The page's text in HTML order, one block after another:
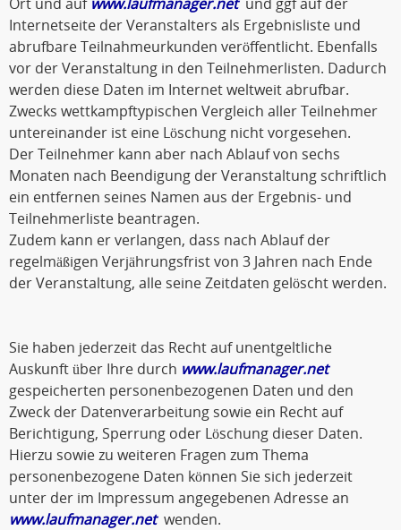
Internetseite der Veranstalters als Ergebnisliste und
abrufbare Teilnahmeurkunden veröffentlicht. Ebenfalls
vor der Veranstaltung in den Teilnehmerlisten. Dadurch
werden diese Daten im Internet weltweit abrufbar.
Zwecks wettkampftypischen Vergleich aller Teilnehmer
untereinander ist eine Löschung nicht vorgesehen.
Der Teilnehmer kann aber nach Ablauf von sechs
Monaten nach Beendigung der Veranstaltung schriftlich
ein entfernen seines Namen aus der Ergebnis- und
Teilnehmerliste beantragen.
Zudem kann er verlangen, dass nach Ablauf der
regelmäßigen Verjährungsfrist von 3 Jahren nach Ende
der Veranstaltung, alle seine Zeitdaten gelöscht werden.
Sie haben jederzeit das Recht auf unentgeltliche
Auskunft über Ihre durch www.laufmanager.net
gespeicherten personenbezogenen Daten und den
Zweck der Datenverarbeitung sowie ein Recht auf
Berichtigung, Sperrung oder Löschung dieser Daten.
Hierzu sowie zu weiteren Fragen zum Thema
personenbezogene Daten können Sie sich jederzeit
unter der im Impressum angegebenen Adresse an
www.laufmanager.netwenden.